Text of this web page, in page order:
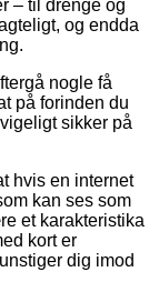
– til drenge og
og endda
nogle få
på forinden du
sikker på
hvis en internet
kan ses som
et karakteristika
kort er
dig imod